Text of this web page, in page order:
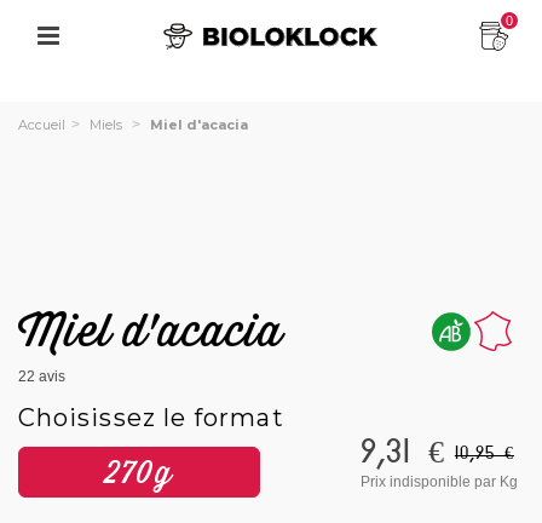
0
Accueil > Miels > Miel d'acacia
Miel d'acacia
22 avis
Choisissez le format
270g 9,31 € 10,95 €
Prix indisponible par Kg